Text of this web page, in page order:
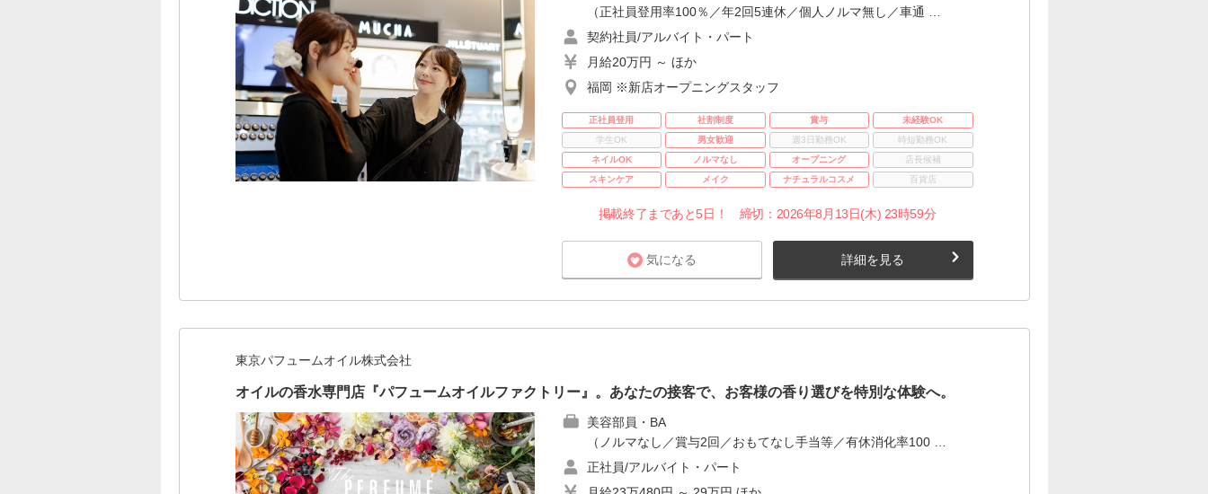
（正社員登用率100％／年2回5連休／個人ノルマ無し／車通 …
契約社員/アルバイト・パート
月給20万円 ～ ほか
福岡 ※新店オープニングスタッフ
正社員登用 社割制度 賞与
未経験OK
学生OK
男女歓迎 週3日勤務OK
時短勤務OK
ネイルOK
ノルマなし オープニング
店長候補
スキンケア
メイク ナチュラルコスメ 百貨店
掲載終了まであと5日！ 締切：2026年8月13日(木) 23時59分
気になる 詳細を見る
東京パフュームオイル株式会社
オイルの香水専門店『パフュームオイルファクトリー』。あなたの接客で、お客様の香り選びを特別な体験へ。
美容部員・BA
（ノルマなし／賞与2回／おもてなし手当等／有休消化率100 …
正社員/アルバイト・パート